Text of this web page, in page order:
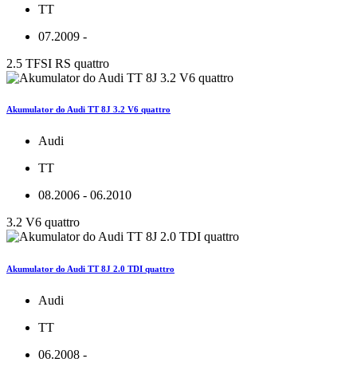
TT
07.2009 -
2.5 TFSI RS quattro
Akumulator do Audi TT 8J 3.2 V6 quattro
Audi
TT
08.2006 - 06.2010
3.2 V6 quattro
Akumulator do Audi TT 8J 2.0 TDI quattro
Audi
TT
06.2008 -